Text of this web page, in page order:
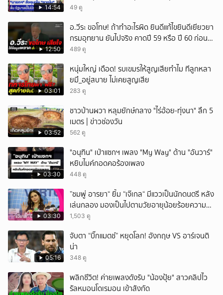
14:54 49 ดู
12:50
อ.วีระ ขอโทษ! ถ้าทำอะไรผิด ยินดีแก้ไขยินดีเยียวยา
กรมอุทยาน ยันไปจริง คาดปี 59 หรือ ปี 60 ก่อน
ปิดให้พัก
489 ดู
03:01
หนุ่มใหญ่ เดือด! รบเขมรให้สูญเสียทำไม ทีลูกหลา
ยมึ_อยู่สบาย ไม่เคยสูญเสีย
283 ดู
03:52
ชาวบ้านผวา หลุมยักษ์กลาง "ไร่อ้อย-ทุ่งนา" ลึก 5
เมตร | ข่าวช่องวัน
562 ดู
03:30
"อนุทิน" เป่าแซกฯ เพลง "My Way" ด้าน "อันวาร์"
หยิบไมค์กอดคอร้องเพลง
448 ดู
03:30
”ชมพู่ อารยา“ ยิ้ม “เจ๊เกล“ มีแววเป็นนักดนตรี หลัง
เล่นกลอง มองเป็นไปตามวัยอายุน้อยร้อยความ
สามารถ
1,503 ดู
05:16
จับตา “บิ๊กแมตช์” หยุดโลก! อังกฤษ VS อาร์เจนติ
น่า
348 ดู
พลิกชีวิต! ค่ายเพลงดังรับ "น้องปุ้ย" สาวคลิปไว
รัลหมอนโดเรมอน เข้าสังกัด
ยกเลิก